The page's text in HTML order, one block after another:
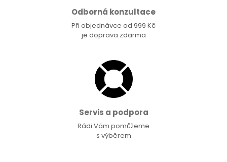
Odborná konzultace
Při objednávce od 999 Kč
je doprava zdarma
Servis a podpora
Rádi Vám pomůžeme
s výběrem